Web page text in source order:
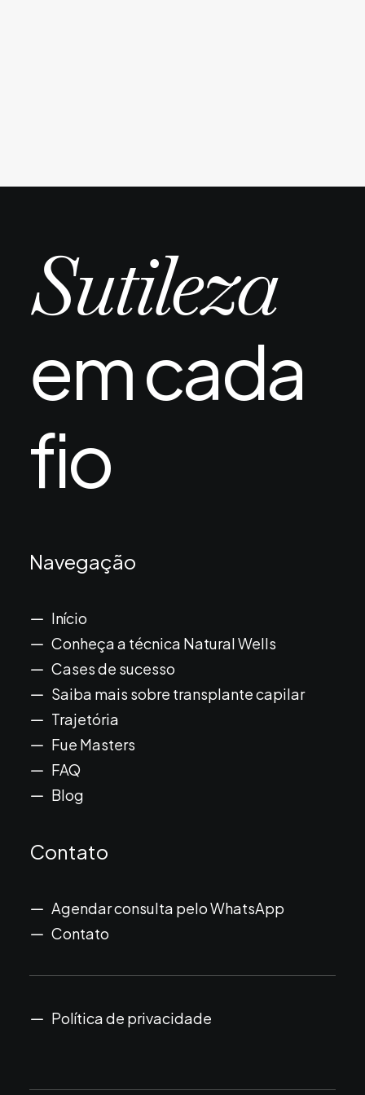
Sutileza
em cada
fio
Navegação
Início
Conheça a técnica Natural Wells
Cases de sucesso
Saiba mais sobre transplante capilar
Trajetória
Fue Masters
FAQ
Blog
Contato
Agendar consulta pelo WhatsApp
Contato
Política de privacidade